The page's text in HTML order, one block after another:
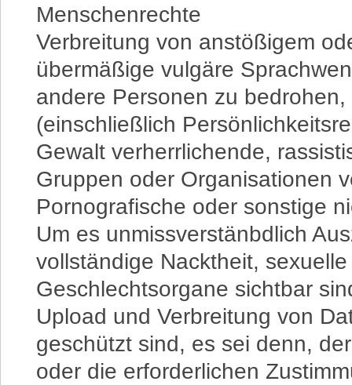
Menschenrechte
Verbreitung von anstößigem
übermäßige vulgäre
andere Personen zu
(einschließlich
Gewalt verherrlichende,
Gruppen oder Organisationen
Pornografische oder sonstige
Um es unmissverstänbdlich
vollständige Nacktheit,
Geschlechtsorgane sichtbar
Upload und Verbreitung von
geschützt sind, es sei denn,
oder die erforderlichen